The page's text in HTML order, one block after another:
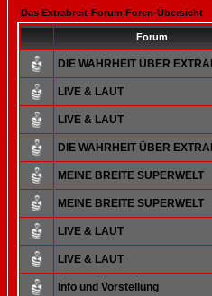
Das Extrabreit-Forum Foren-Übersicht
Forum
DIE WAHRHEIT ÜBER
LIVE & LAUT
LIVE & LAUT
DIE WAHRHEIT ÜBER
MEINE BREITE SUPERWELT
MEINE BREITE SUPERWELT
LIVE & LAUT
LIVE & LAUT
Info und Vorstellung